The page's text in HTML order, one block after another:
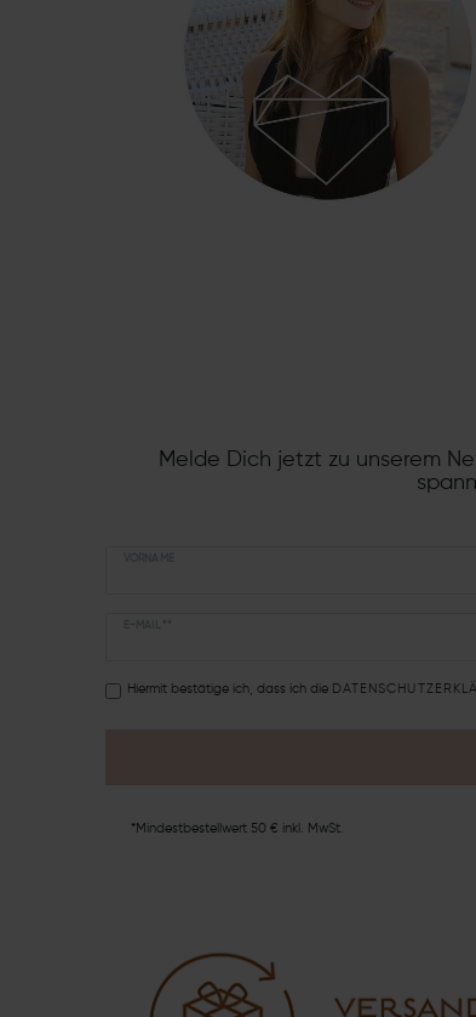
Melde Dich jetzt zu unserem
Hiermit bestätige ich, dass ich die
*Mindestbestellwert 50 € inkl. MwSt.